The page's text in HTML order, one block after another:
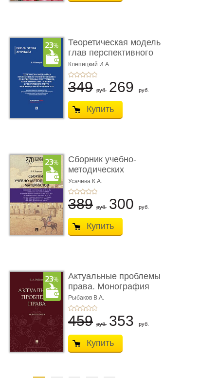
Теоретическая модель
глав перспективного
УК о ...
Клепицкий И.А.
349 руб. 269 руб.
Купить
Сборник учебно-
методических
материалов по кур ...
Усачева К.А.
389 руб. 300 руб.
Купить
Актуальные проблемы
права. Монография
Рыбаков В.А.
459 руб. 353 руб.
Купить